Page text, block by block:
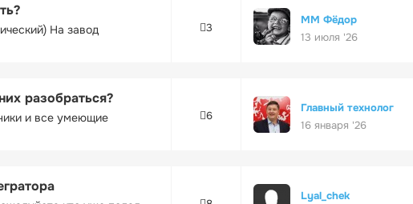
На завод
3
ММ Фёдор
13 июля '26
разобраться?
и все умеющие
6
Главный технолог
16 января '26
Lyal_chek